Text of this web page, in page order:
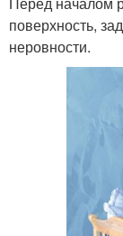
поверхность,
неровности.